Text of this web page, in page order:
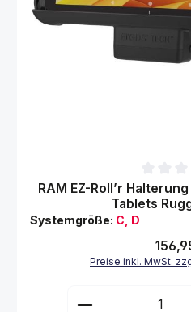
Durchschnittliche Bewertung
RAM EZ-Roll’r
Tablets
Systemgröße: C, D
Preise inkl. MwSt.
Produkt Anzahl: